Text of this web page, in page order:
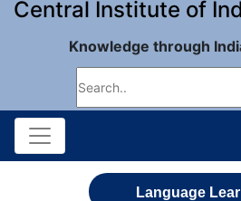
Central Institute of
Knowledge through
Language